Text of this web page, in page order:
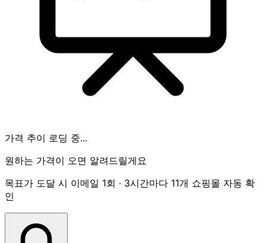
가격 추이 로딩 중...
원하는 가격이 오면 알려드릴게요
목표가 도달 시 이메일 1회 · 3시간마다 11개 쇼핑몰 자동 확
인